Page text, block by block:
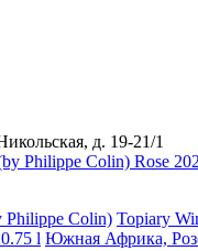
д. 19-21/1
Philippe Colin) Topiary
l Южная Африка,